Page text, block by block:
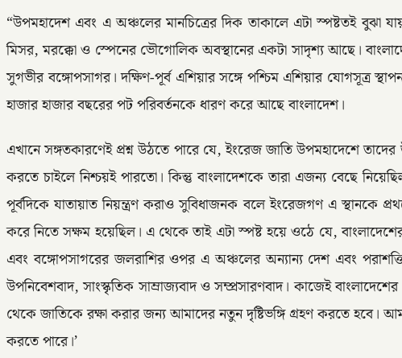
“উপমহাদেশ এবং এ অঞ্চলের মানচিত্রের দিক তাকালে এটা স্পষ্টতই বুঝা
মিসর, মরক্কো ও স্পেনের ভৌগোলিক অবস্থানের একটা সাদৃশ্য আছে।
সুগভীর বঙ্গোপসাগর। দক্ষিণ-পূর্ব এশিয়ার সঙ্গে পশ্চিম এশিয়ার যোগসূত্র
হাজার হাজার বছরের পট পরিবর্তনকে ধারণ করে আছে বাংলাদেশ।
এখানে সঙ্গতকারণেই প্রশ্ন উঠতে পারে যে, ইংরেজ জাতি উপমহাদেশে
করতে চাইলে নিশ্চয়ই পারতো। কিন্তু বাংলাদেশকে তারা এজন্য বেছে
পূর্বদিকে যাতায়াত নিয়ন্ত্রণ করাও সুবিধাজনক বলে ইংরেজগণ এ স্থানকে
করে নিতে সক্ষম হয়েছিল। এ থেকে তাই এটা স্পষ্ট হয়ে ওঠে যে,
এবং বঙ্গোপসাগরের জলরাশির ওপর এ অঞ্চলের অন্যান্য দেশ এবং
উপনিবেশবাদ, সাংস্কৃতিক সাম্রাজ্যবাদ ও সম্প্রসারণবাদ। কাজেই
থেকে জাতিকে রক্ষা করার জন্য আমাদের নতুন দৃষ্টিভঙ্গি গ্রহণ করতে হবে।
করতে পারে।’